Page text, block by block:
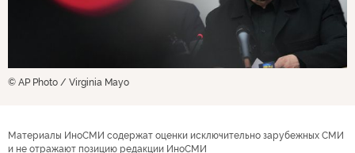
© AP Photo / Virginia Mayo
Материалы ИноСМИ содержат оценки исключительно зарубежных СМИ
и не отражают позицию редакции ИноСМИ